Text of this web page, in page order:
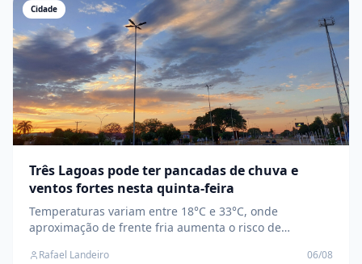
Cidade
Três Lagoas pode ter pancadas de chuva e
ventos fortes nesta quinta-feira
Temperaturas variam entre 18°C e 33°C, onde
aproximação de frente fria aumenta o risco de
leste de MS
Rafael Landeiro 06/08